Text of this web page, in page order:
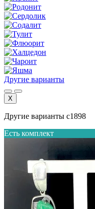
Другие варианты
X
Другие варианты с1898
Есть комплект